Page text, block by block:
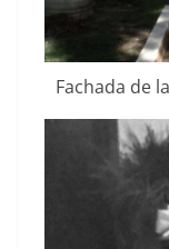
Facha­da de